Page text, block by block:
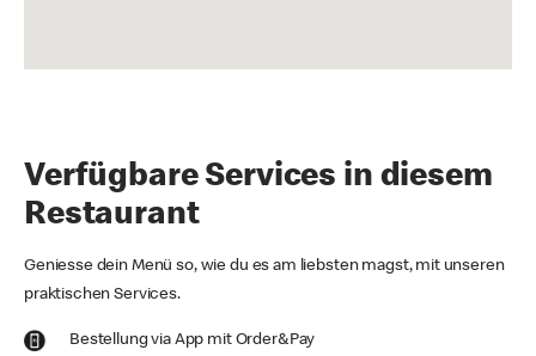
Verfügbare Services in diesem
Restaurant
Geniesse dein Menü so, wie du es am liebsten magst, mit unseren
praktischen Services.
Bestellung via App mit Order&Pay